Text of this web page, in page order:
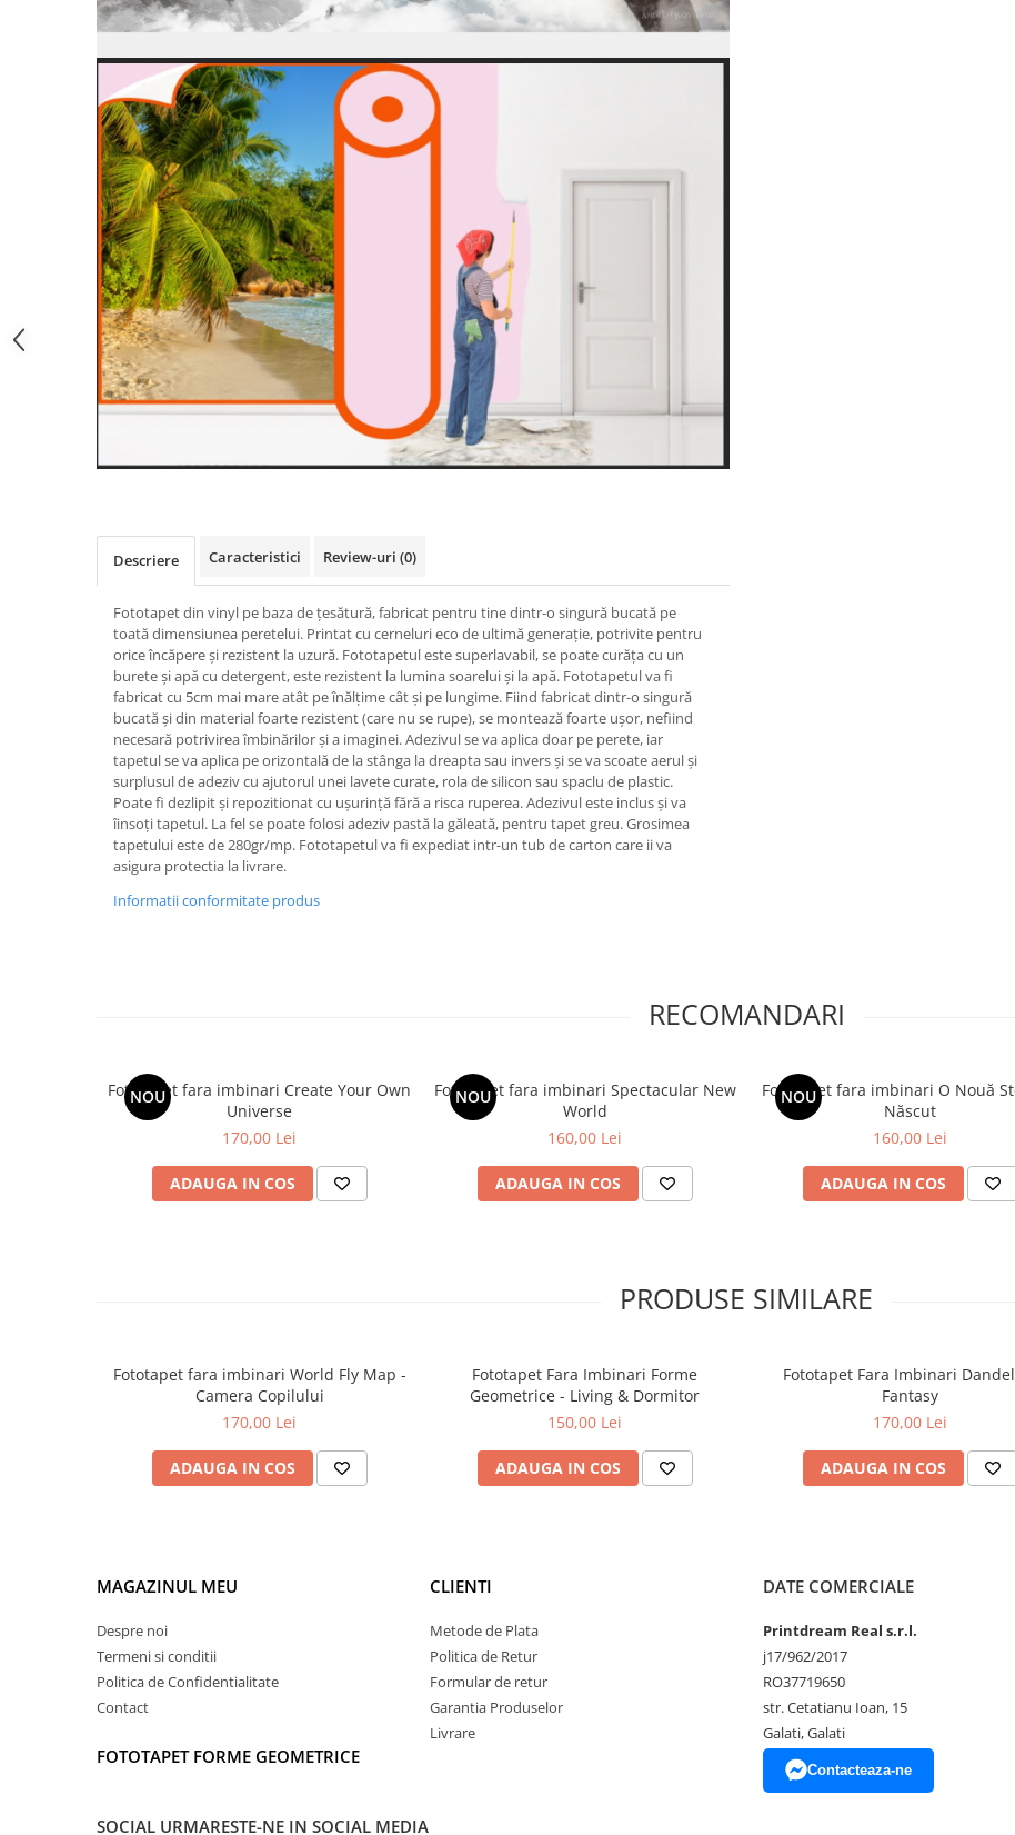
Descriere Caracteristici Review-uri (0)
Fototapet din vinyl pe baza de țesătură, fabricat pentru tine dintr-o singură bucată pe
toată dimensiunea peretelui. Printat cu cerneluri eco de ultimă generație, potrivite pentru
orice încăpere și rezistent la uzură. Fototapetul este superlavabil, se poate curăța cu un
burete și apă cu detergent, este rezistent la lumina soarelui și la apă. Fototapetul va fi
fabricat cu 5cm mai mare atât pe înălțime cât și pe lungime. Fiind fabricat dintr-o singură
bucată și din material foarte rezistent (care nu se rupe), se montează foarte ușor, nefiind
necesară potrivirea îmbinărilor și a imaginei. Adezivul se va aplica doar pe perete, iar
tapetul se va aplica pe orizontală de la stânga la dreapta sau invers și se va scoate aerul și
surplusul de adeziv cu ajutorul unei lavete curate, rola de silicon sau spaclu de plastic.
Poate fi dezlipit și repozitionat cu ușurință fără a risca ruperea. Adezivul este inclus și va
îinsoți tapetul. La fel se poate folosi adeziv pastă la găleată, pentru tapet greu. Grosimea
tapetului este de 280gr/mp. Fototapetul va fi expediat intr-un tub de carton care ii va
asigura protectia la livrare.
Informatii conformitate produs
RECOMANDARI
NOU
Fototapet fara imbinari Create Your Own
Universe
170,00 Lei
ADAUGA IN COS
NOU
Fototapet fara imbinari Spectacular New
World
160,00 Lei
ADAUGA IN COS
NOU
Fototapet fara imbinari O Nouă
Născut
160,00 Lei
ADAUGA IN COS
PRODUSE SIMILARE
Fototapet fara imbinari World Fly Map -
Camera Copilului
170,00 Lei
ADAUGA IN COS
Fototapet Fara Imbinari Forme
Geometrice - Living & Dormitor
150,00 Lei
ADAUGA IN COS
Fototapet Fara Imbinari
Fantasy
170,00 Lei
ADAUGA IN COS
MAGAZINUL MEU
Despre noi
Termeni si conditii
Politica de Confidentialitate
Contact
FOTOTAPET FORME GEOMETRICE
CLIENTI
Metode de Plata
Politica de Retur
Formular de retur
Garantia Produselor
Livrare
DATE COMERCIALE
Printdream Real s.r.l.
j17/962/2017
RO37719650
str. Cetatianu Ioan, 15
Galati, Galati
Contacteaza-ne
SOCIAL URMARESTE-NE IN SOCIAL MEDIA